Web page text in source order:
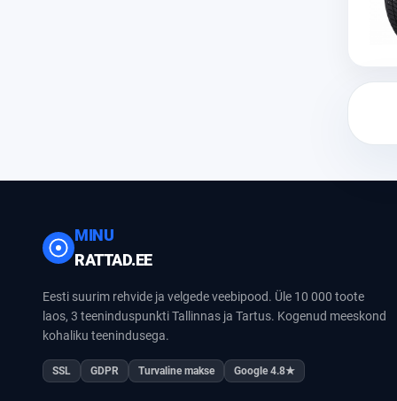
MINU
RATTAD.EE
Eesti suurim rehvide ja velgede veebipood. Üle 10 000 toote
laos, 3 teeninduspunkti Tallinnas ja Tartus. Kogenud meeskond
kohaliku teenindusega.
SSL GDPR Turvaline makse Google 4.8★